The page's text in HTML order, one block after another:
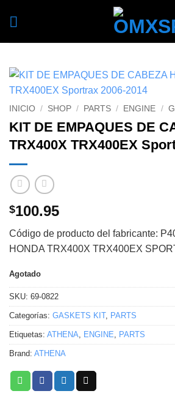
INICIO / SHOP / PARTS / ENGINE /
KIT DE EMPAQUES DE
TRX400X TRX400EX
$100.95
Código de producto del fabricante:
HONDA TRX400X TRX400EX
Agotado
SKU: 69-0822
Categorías: GASKETS KIT, PARTS
Etiquetas: ATHENA, ENGINE, PARTS
Brand: ATHENA